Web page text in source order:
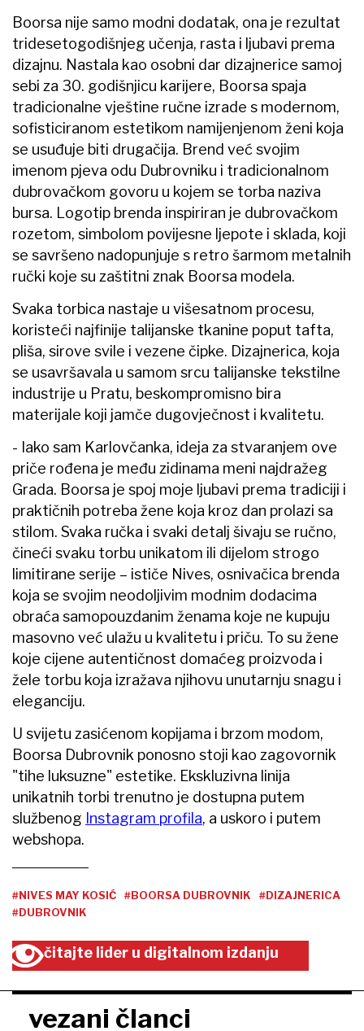
Boorsa nije samo modni dodatak, ona je rezultat
tridesetogodišnjeg učenja, rasta i ljubavi prema
dizajnu. Nastala kao osobni dar dizajnerice samoj
sebi za 30. godišnjicu karijere, Boorsa spaja
tradicionalne vještine ručne izrade s modernom,
sofisticiranom estetikom namijenjenom ženi koja
se usuđuje biti drugačija. Brend već svojim
imenom pjeva odu Dubrovniku i tradicionalnom
dubrovačkom govoru u kojem se torba naziva
bursa. Logotip brenda inspiriran je dubrovačkom
rozetom, simbolom povijesne ljepote i sklada, koji
se savršeno nadopunjuje s retro šarmom metalnih
ručki koje su zaštitni znak Boorsa modela.
Svaka torbica nastaje u višesatnom procesu,
koristeći najfinije talijanske tkanine poput tafta,
pliša, sirove svile i vezene čipke. Dizajnerica, koja
se usavršavala u samom srcu talijanske tekstilne
industrije u Pratu, beskompromisno bira
materijale koji jamče dugovječnost i kvalitetu.
- Iako sam Karlovčanka, ideja za stvaranjem ove
priče rođena je među zidinama meni najdražeg
Grada. Boorsa je spoj moje ljubavi prema tradiciji i
praktičnih potreba žene koja kroz dan prolazi sa
stilom. Svaka ručka i svaki detalj šivaju se ručno,
čineći svaku torbu unikatom ili dijelom strogo
limitirane serije – ističe Nives, osnivačica brenda
koja se svojim neodoljivim modnim dodacima
obraća samopouzdanim ženama koje ne kupuju
masovno već ulažu u kvalitetu i priču. To su žene
koje cijene autentičnost domaćeg proizvoda i
žele torbu koja izražava njihovu unutarnju snagu i
eleganciju.
U svijetu zasićenom kopijama i brzom modom,
Boorsa Dubrovnik ponosno stoji kao zagovornik
"tihe luksuzne" estetike. Ekskluzivna linija
unikatnih torbi trenutno je dostupna putem
službenog Instagram profila, a uskoro i putem
webshopa.
#NIVES MAY KOSIĆ #BOORSA DUBROVNIK
#DIZAJNERICA
#DUBROVNIK
čitajte lider u digitalnom izdanju
vezani članci